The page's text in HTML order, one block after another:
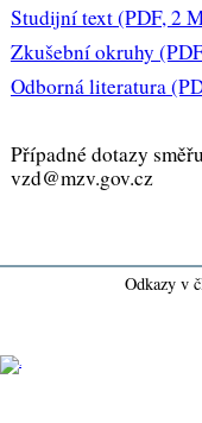
Studijní text(PDF, 2
Zkušební okruhy
Odborná literatura
Případné dotazy
vzd@mzv.gov.cz
Odkazy v